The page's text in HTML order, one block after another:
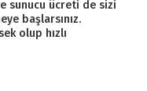
sunucu ücreti de sizi
başlarsınız.
olup hızlı